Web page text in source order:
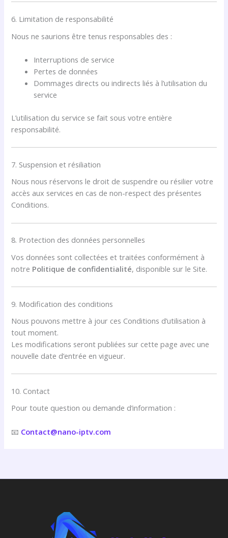
6. Limitation de responsabilité
Nous ne saurions être tenus responsables des :
Interruptions de service
Pertes de données
Dommages directs ou indirects liés à l’utilisation du
service
L’utilisation du service se fait sous votre entière
responsabilité.
7. Suspension et résiliation
Nous nous réservons le droit de suspendre ou résilier votre
accès aux services en cas de non-respect des présentes
Conditions.
8. Protection des données personnelles
Vos données sont collectées et traitées conformément à
notre Politique de confidentialité, disponible sur le Site.
9. Modification des conditions
Nous pouvons mettre à jour ces Conditions d’utilisation à
tout moment.
Les modifications seront publiées sur cette page avec une
nouvelle date d’entrée en vigueur.
10. Contact
Pour toute question ou demande d’information :
📧 Contact@nano-iptv.com